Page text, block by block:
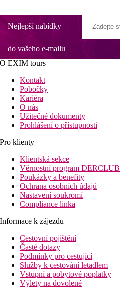
Nejlepší nabídky
do vašeho e-mailu
O EXIM tours
Kontakt
Pobočky
Kariéra
O nás
Užitečné dokumenty
Prohlášení o přístupnosti
Pro klienty
Klientská sekce
Věrnostní program DERCLUB
Poukázky a benefity
Ochrana osobních údajů
Nastavení soukromí
Compliance linka
Informace k zájezdu
Cestovní pojištění
Časté dotazy
Podmínky pro cestující
Služby k cestování letadlem
Vstupní a pobytové poplatky
Výlety na dovolené